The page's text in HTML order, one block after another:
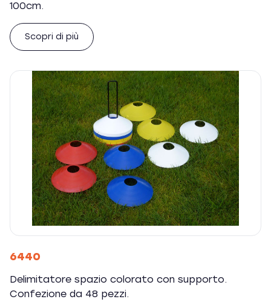
100cm.
Scopri di più
6440
Delimitatore spazio colorato con supporto.
Confezione da 48 pezzi.